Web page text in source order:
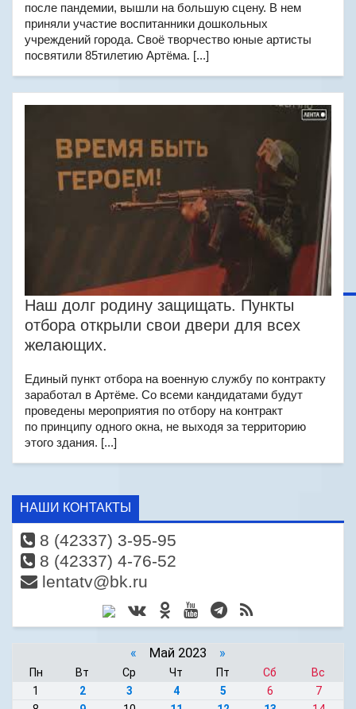
после пандемии, вышли на большую сцену. В нем
приняли участие воспитанники дошкольных
учреждений города. Своё творчество юные артисты
посвятили 85тилетию Артёма. [...]
Наш долг родину защищать. Пункты
отбора открыли свои двери для всех
желающих.
Единый пункт отбора на военную службу по контракту
заработал в Артёме. Со всеми кандидатами будут
проведены мероприятия по отбору на контракт
по принципу одного окна, не выходя за территорию
этого здания. [...]
НАШИ КОНТАКТЫ
8 (42337) 3-95-95
8 (42337) 4-76-52
lentatv@bk.ru
« Май 2023 »
Пн Вт Ср Чт Пт Сб
Вс
1
2 3 4 5 6
7